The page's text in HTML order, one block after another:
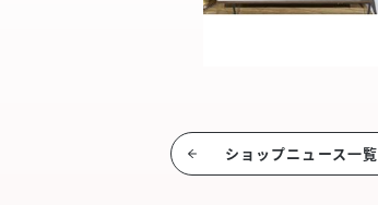
ショップニュース⼀覧